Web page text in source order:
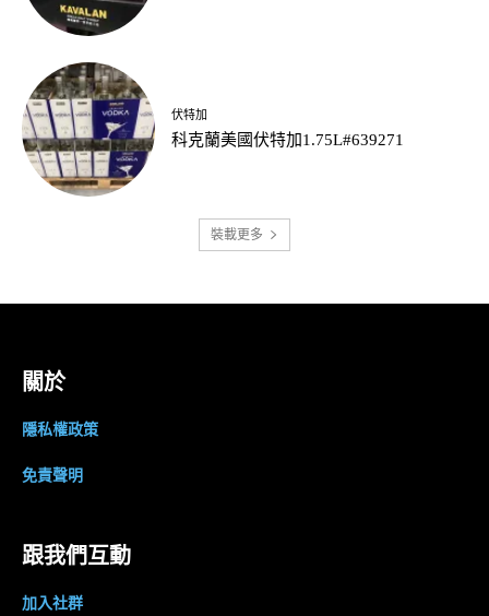
伏特加
科克蘭美國伏特加1.75L#639271
裝載更多
關於
隱私權政策
免責聲明
跟我們互動
加入社群